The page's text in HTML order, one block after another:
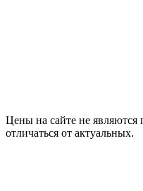
Цены на сайте не
отличаться от актуальных.